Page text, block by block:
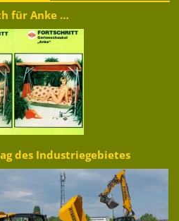
für Anke …
des Industriegebietes